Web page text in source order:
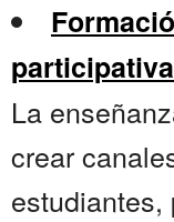
La
crear